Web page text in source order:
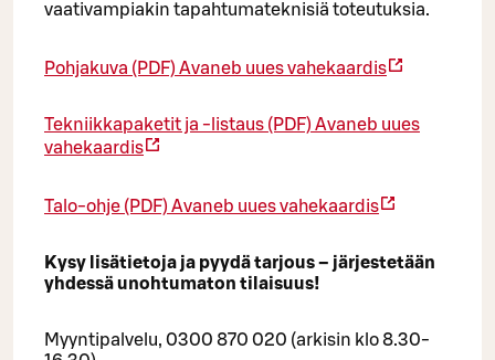
vaativampiakin tapahtumateknisiä toteutuksia.
Pohjakuva (PDF) Avaneb uues vahekaardis
Tekniikkapaketit ja -listaus (PDF) Avaneb uues
vahekaardis
Talo-ohje (PDF) Avaneb uues vahekaardis
Kysy lisätietoja ja pyydä tarjous – järjestetään
yhdessä unohtumaton tilaisuus!
Myyntipalvelu, 0300 870 020 (arkisin klo 8.30-